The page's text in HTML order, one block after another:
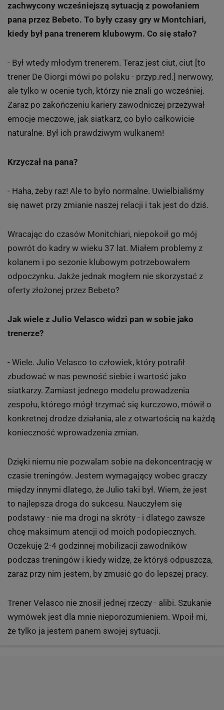
zachwycony wcześniejszą sytuacją z powołaniem
pana przez Bebeto. To były czasy gry w Montchiari,
kiedy był pana trenerem klubowym. Co się stało?
- Był wtedy młodym trenerem. Teraz jest ciut, ciut [to
trener De Giorgi mówi po polsku - przyp.red.] nerwowy,
ale tylko w ocenie tych, którzy nie znali go wcześniej.
Zaraz po zakończeniu kariery zawodniczej przeżywał
emocje meczowe, jak siatkarz, co było całkowicie
naturalne. Był ich prawdziwym wulkanem!
Krzyczał na pana?
- Haha, żeby raz! Ale to było normalne. Uwielbialiśmy
się nawet przy zmianie naszej relacji i tak jest do dziś.
Wracając do czasów Monitchiari, niepokoił go mój
powrót do kadry w wieku 37 lat. Miałem problemy z
kolanem i po sezonie klubowym potrzebowałem
odpoczynku. Jakże jednak mogłem nie skorzystać z
oferty złożonej przez Bebeto?
Jak wiele z Julio Velasco widzi pan w sobie jako
trenerze?
- Wiele. Julio Velasco to człowiek, który potrafił
zbudować w nas pewność siebie i wartość jako
siatkarzy. Zamiast jednego modelu prowadzenia
zespołu, którego mógł trzymać się kurczowo, mówił o
konkretnej drodze działania, ale z otwartością na każdą
konieczność wprowadzenia zmian.
Dzięki niemu nie pozwalam sobie na dekoncentrację w
czasie treningów. Jestem wymagający wobec graczy
między innymi dlatego, że Julio taki był. Wiem, że jest
to najlepsza droga do sukcesu. Nauczyłem się
podstawy - nie ma drogi na skróty - i dlatego zawsze
chcę maksimum atencji od moich podopiecznych.
Oczekuję 2-4 godzinnej mobilizacji zawodników
podczas treningów i kiedy widzę, że któryś odpuszcza,
zaraz przy nim jestem, by zmusić go do lepszej pracy.
Trener Velasco nie znosił jednej rzeczy - alibi. Szukanie
wymówek jest dla mnie nieporozumieniem. Wpoił mi,
że tylko ja jestem panem swojej sytuacji.